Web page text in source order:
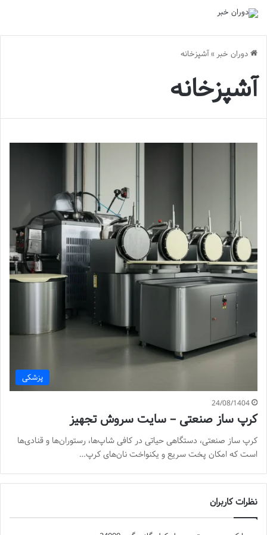
دوران خبر »آشپزخانه
آشپزخانه
پزشکی
24/08/1404
کرپ ساز صنعتی – سایت سروش تجهیز
کرپ ساز صنعتی، دستگاهی حیاتی در کافی شاپ‌ها، رستوران‌ها و قنادی‌ها
است که امکان پخت سریع و یکنواخت نان‌های کرپ…
نظرات کاربران